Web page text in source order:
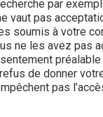
par
vaut pas
soumis à votre
ne les avez pas
de donner
pas